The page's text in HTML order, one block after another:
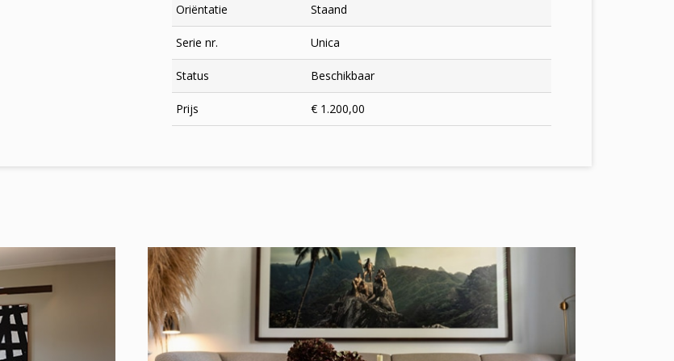
Oriëntatie Staand
Serie nr. Unica
Status Beschikbaar
Prijs € 1.200,00
voor onze nieuwsbrief
E-
mailadres
×